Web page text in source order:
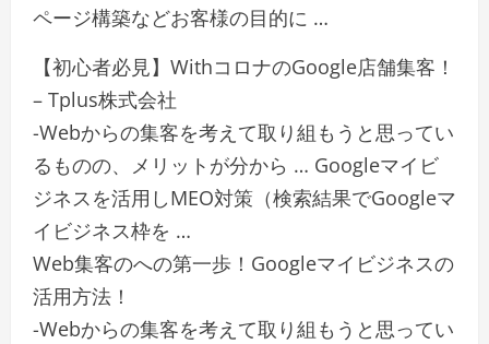
ページ構築などお客様の目的に …
【初心者必見】WithコロナのGoogle店舗集客！
– Tplus株式会社
-Webからの集客を考えて取り組もうと思ってい
るものの、メリットが分から … Googleマイビ
ジネスを活用しMEO対策（検索結果でGoogleマ
イビジネス枠を …
Web集客のへの第一歩！Googleマイビジネスの
活用方法！
-Webからの集客を考えて取り組もうと思ってい